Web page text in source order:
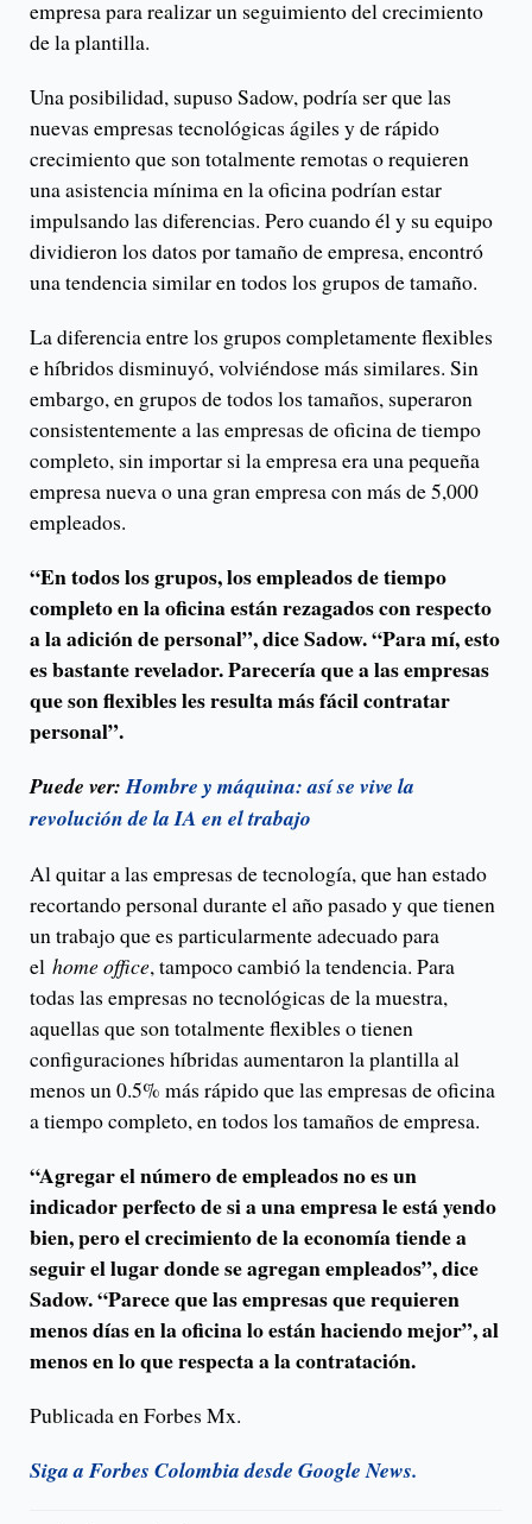
empresa para realizar un seguimiento del crecimiento
de la plantilla.
Una posibilidad, supuso Sadow, podría ser que las
nuevas empresas tecnológicas ágiles y de rápido
crecimiento que son totalmente remotas o requieren
una asistencia mínima en la oficina podrían estar
impulsando las diferencias. Pero cuando él y su equipo
dividieron los datos por tamaño de empresa, encontró
una tendencia similar en todos los grupos de tamaño.
La diferencia entre los grupos completamente flexibles
e híbridos disminuyó, volviéndose más similares. Sin
embargo, en grupos de todos los tamaños, superaron
consistentemente a las empresas de oficina de tiempo
completo, sin importar si la empresa era una pequeña
empresa nueva o una gran empresa con más de 5,000
empleados.
“En todos los grupos, los empleados de tiempo
completo en la oficina están rezagados con respecto
a la adición de personal”, dice Sadow. “Para mí, esto
es bastante revelador. Parecería que a las empresas
que son flexibles les resulta más fácil contratar
personal”.
Puede ver:Hombre y máquina: así se vive la
revolución de la IA en el trabajo
Al quitar a las empresas de tecnología, que han estado
recortando personal durante el año pasado y que tienen
un trabajo que es particularmente adecuado para
el home office, tampoco cambió la tendencia. Para
todas las empresas no tecnológicas de la muestra,
aquellas que son totalmente flexibles o tienen
configuraciones híbridas aumentaron la plantilla al
menos un 0.5% más rápido que las empresas de oficina
a tiempo completo, en todos los tamaños de empresa.
“Agregar el número de empleados no es un
indicador perfecto de si a una empresa le está yendo
bien, pero el crecimiento de la economía tiende a
seguir el lugar donde se agregan empleados”, dice
Sadow. “Parece que las empresas que requieren
menos días en la oficina lo están haciendo mejor”, al
menos en lo que respecta a la contratación.
Publicada en Forbes Mx.
Siga a Forbes Colombia desde Google News.